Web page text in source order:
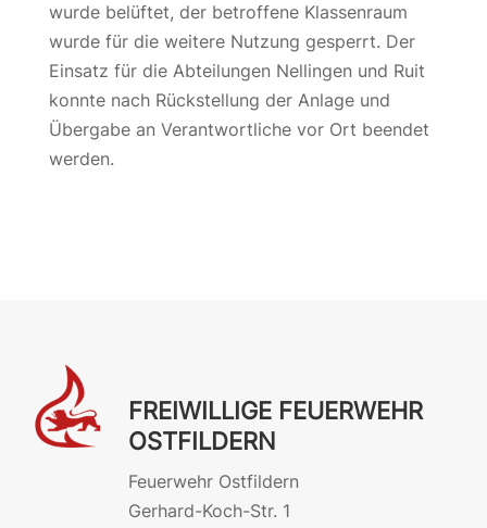
wurde belüftet, der betroffene Klassenraum
wurde für die weitere Nutzung gesperrt. Der
Einsatz für die Abteilungen Nellingen und Ruit
konnte nach Rückstellung der Anlage und
Übergabe an Verantwortliche vor Ort beendet
werden.
FREIWILLIGE FEUERWEHR
OSTFILDERN
Feuerwehr Ostfildern
Gerhard-Koch-Str. 1